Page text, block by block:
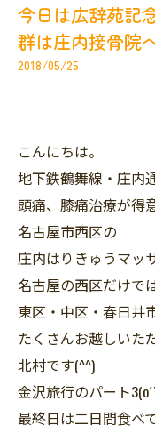
今日は広辞苑記
群は庄内接骨院
2018/05/25
こんにちは。
地下鉄鶴舞線・庄内
頭痛、膝痛治療が得
名古屋市西区の
庄内はりきゅうマッ
名古屋の西区だけで
東区・中区・春日井
たくさんお越しいた
北村です(^^)
金沢旅行のパート
最終日は二日間食べ